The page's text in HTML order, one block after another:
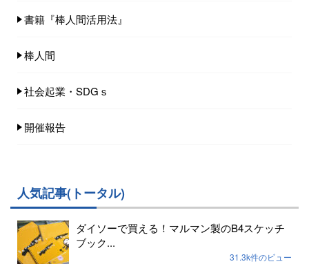
書籍『棒人間活用法』
棒人間
社会起業・SDGｓ
開催報告
人気記事(トータル)
ダイソーで買える！マルマン製のB4スケッチ
ブック...
31.3k件のビュー